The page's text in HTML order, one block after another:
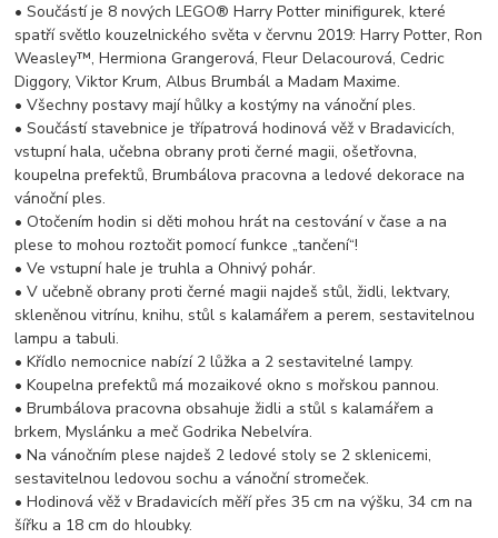
• Součástí je 8 nových LEGO® Harry Potter minifigurek, které
spatří světlo kouzelnického světa v červnu 2019: Harry Potter, Ron
Weasley™, Hermiona Grangerová, Fleur Delacourová, Cedric
Diggory, Viktor Krum, Albus Brumbál a Madam Maxime.
• Všechny postavy mají hůlky a kostýmy na vánoční ples.
• Součástí stavebnice je třípatrová hodinová věž v Bradavicích,
vstupní hala, učebna obrany proti černé magii, ošetřovna,
koupelna prefektů, Brumbálova pracovna a ledové dekorace na
vánoční ples.
• Otočením hodin si děti mohou hrát na cestování v čase a na
plese to mohou roztočit pomocí funkce „tančení“!
• Ve vstupní hale je truhla a Ohnivý pohár.
• V učebně obrany proti černé magii najdeš stůl, židli, lektvary,
skleněnou vitrínu, knihu, stůl s kalamářem a perem, sestavitelnou
lampu a tabuli.
• Křídlo nemocnice nabízí 2 lůžka a 2 sestavitelné lampy.
• Koupelna prefektů má mozaikové okno s mořskou pannou.
• Brumbálova pracovna obsahuje židli a stůl s kalamářem a
brkem, Myslánku a meč Godrika Nebelvíra.
• Na vánočním plese najdeš 2 ledové stoly se 2 sklenicemi,
sestavitelnou ledovou sochu a vánoční stromeček.
• Hodinová věž v Bradavicích měří přes 35 cm na výšku, 34 cm na
šířku a 18 cm do hloubky.